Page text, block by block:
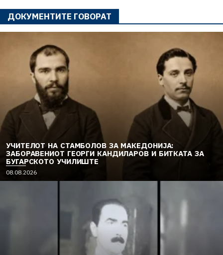
ДОКУМЕНТИТЕ ГОВОРАТ
УЧИТЕЛОТ НА СТАМБОЛОВ ЗА МАКЕДОНИЈА:
ЗАБОРАВЕНИОТ ГЕОРГИ КАНДИЛАРОВ И БИТКАТА ЗА
БУГАРСКОТО УЧИЛИШТЕ
08.08.2026